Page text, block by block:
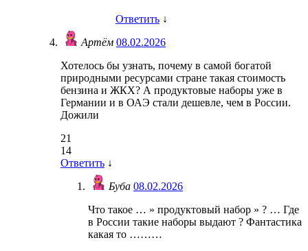
Ответить ↓
Артём 08.02.2026
Хотелось бы узнать, почему в самой богатой
природными ресурсами стране такая стоимость
бензина и ЖКХ? А продуктовые наборы уже в
Германии и в ОАЭ стали дешевле, чем в России.
Дожили
21
14
Ответить ↓
Буба 08.02.2026
Что такое … » продуктовый набор » ? … Где
в России такие наборы выдают ? Фантастика
какая то ………